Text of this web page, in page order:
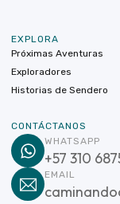
EXPLORA
Próximas Aventuras
Exploradores
Historias de Sendero
CONTÁCTANOS
WHATSAPP
+57 310
EMAIL